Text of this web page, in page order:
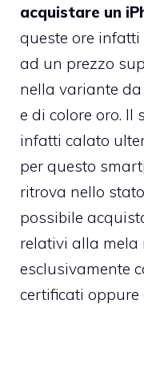
acquistare un
queste ore
ad un prezzo
nella variante
e di colore oro. Il
infatti calato
per questo
ritrova nello
possibile
relativi alla mela
esclusivamente
certificati